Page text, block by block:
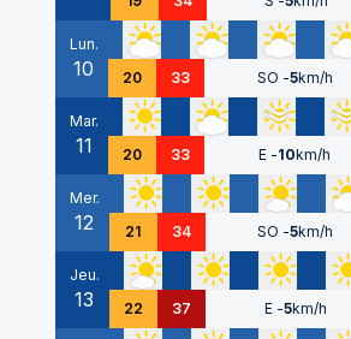
Lun.
10 20 33 SO -5km/h
Mar.
11 20 33 E -10km/h
Mer.
12 21 34 SO -5km/h
Jeu.
13 22 37 E -5km/h